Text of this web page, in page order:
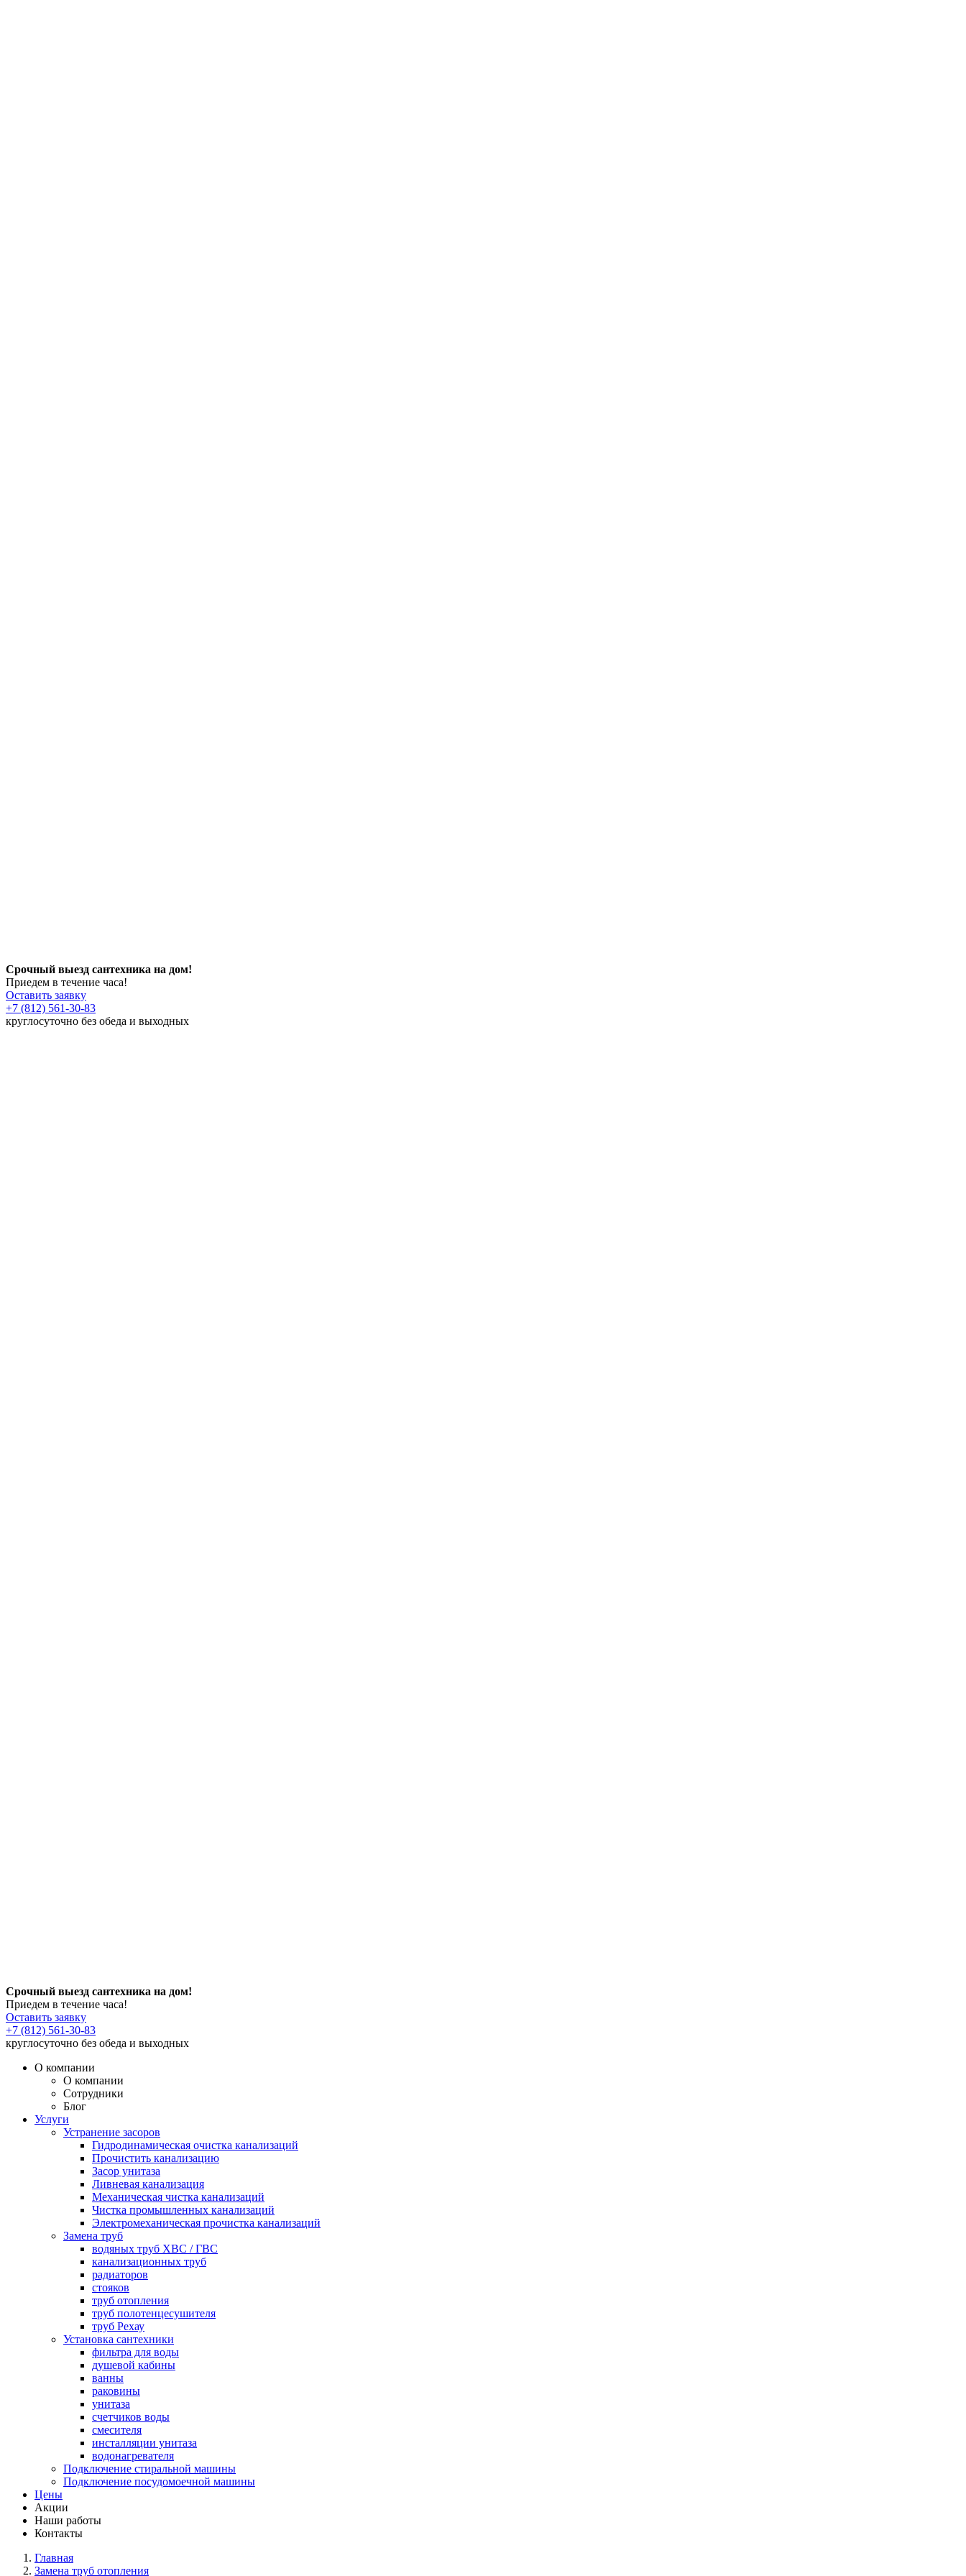
Срочный выезд сантехника на дом!
Приедем в течение часа!
Оставить заявку
+7 (812) 561-30-83
круглосуточно без обеда и выходных
Срочный выезд сантехника на дом!
Приедем в течение часа!
Оставить заявку
+7 (812) 561-30-83
круглосуточно без обеда и выходных
О компании
О компании
Сотрудники
Блог
Услуги
Устранение засоров
Гидродинамическая очистка канализаций
Прочистить канализацию
Засор унитаза
Ливневая канализация
Механическая чистка канализаций
Чистка промышленных канализаций
Электромеханическая прочистка канализаций
Замена труб
водяных труб ХВС / ГВС
канализационных труб
радиаторов
стояков
труб отопления
труб полотенцесушителя
труб Рехау
Установка сантехники
фильтра для воды
душевой кабины
ванны
раковины
унитаза
счетчиков воды
смесителя
инсталляции унитаза
водонагревателя
Подключение стиральной машины
Подключение посудомоечной машины
Цены
Акции
Наши работы
Контакты
Главная
Замена труб отопления